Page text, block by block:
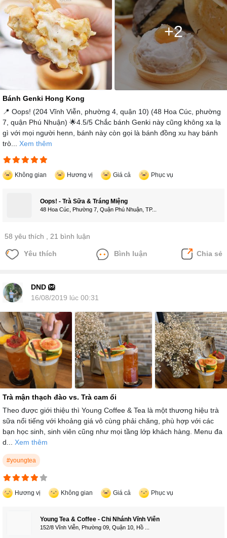
+2
Bánh Genki Hong Kong
📍 Oops! (204 Vĩnh Viễn, phường 4, quận 10) (48 Hoa Cúc, phường
7, quận Phú Nhuận) 🌟4.5/5 Chắc bánh Genki này cũng không xa lạ
gì với mọi người henn, bánh này còn gọi là bánh đồng xu hay bánh
trò... Xem thêm
Không gian Hương vị Giá cả Phục vụ
Oops! - Trà Sữa & Tráng Miệng
48 Hoa Cúc, Phường 7, Quận Phú Nhuận, TP...
58 yêu thích , 21 bình luận
Yêu thích Bình luận Chia sẻ
DND 🦁
16/08/2019 lúc 00:31
Trà mận thạch đào vs. Trà cam ổi
Theo được giới thiệu thì Young Coffee & Tea là một thương hiệu trà
sữa nổi tiếng với khoảng giá vô cùng phải chăng, phù hợp với các
bạn học sinh, sinh viên cũng như mọi tầng lớp khách hàng. Menu đa
d... Xem thêm
#youngtea
Hương vị Không gian Giá cả Phục vụ
Young Tea & Coffee - Chi Nhánh Vĩnh Viễn
152/8 Vĩnh Viễn, Phường 09, Quận 10, Hồ ...